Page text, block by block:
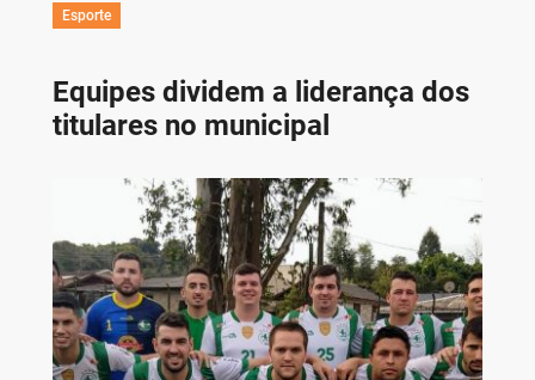
Esporte
Equipes dividem a liderança dos
titulares no municipal